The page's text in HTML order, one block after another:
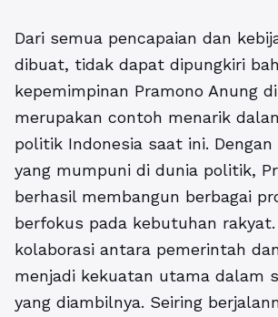
Dari semua pencapaian dan
dibuat, tidak dapat dipungkiri
kepemimpinan Pramono Anung
merupakan contoh menarik
politik Indonesia saat ini. Dengan
yang mumpuni di dunia politik,
berhasil membangun berbagai
berfokus pada kebutuhan
kolaborasi antara pemerintah
menjadi kekuatan utama dalam
yang diambilnya. Seiring